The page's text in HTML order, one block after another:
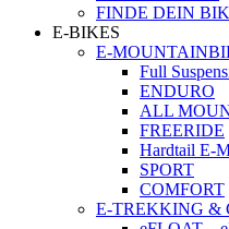
FINDE DEIN
E-BIKES
E-
Full
ENDURO
ALL
FREERIDE
Hardtail E-
SPORT
COMFORT
E-TREKKING &